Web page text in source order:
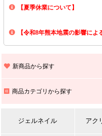
【夏季休業について】
8/13(木)～8/16(日)の間｢出荷業
上記期間中のご注文・お問い合
【令和8年熊本地震の影響によ
また､ 九州全域でお荷物のお届
新商品から探す
商品カテゴリから探す
ジェルネイル アク